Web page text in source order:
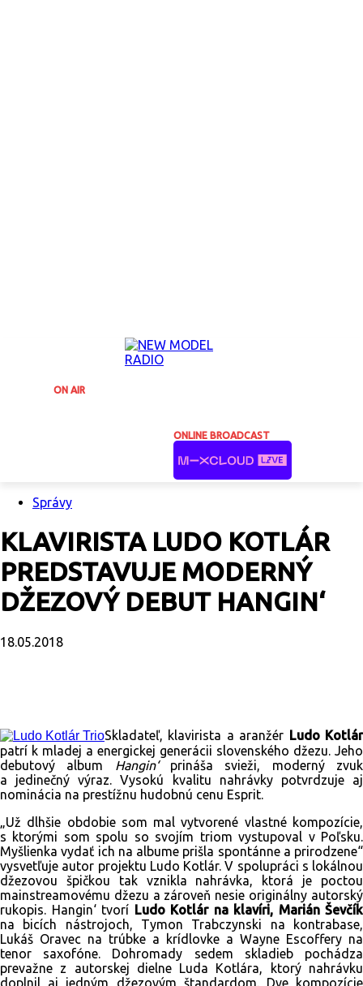
ON AIR
ONLINE BROADCAST
Správy
KLAVIRISTA LUDO KOTLÁR
PREDSTAVUJE MODERNÝ
DŽEZOVÝ DEBUT HANGIN‘
18.05.2018
Skladateľ, klavirista a aranžér Ludo Kotlár
patrí k mladej a energickej generácii slovenského džezu. Jeho
debutový album Hangin‘prináša svieži, moderný zvuk
a jedinečný výraz. Vysokú kvalitu nahrávky potvrdzuje aj
nominácia na prestížnu hudobnú cenu Esprit.
„Už dlhšie obdobie som mal vytvorené vlastné kompozície,
s ktorými som spolu so svojím triom vystupoval v Poľsku.
Myšlienka vydať ich na albume prišla spontánne a prirodzene“
vysvetľuje autor projektu Ludo Kotlár. V spolupráci s lokálnou
džezovou špičkou tak vznikla nahrávka, ktorá je poctou
mainstreamovému džezu a zároveň nesie originálny autorský
rukopis. Hangin‘ tvorí Ludo Kotlár na klavíri, Marián Ševčík
na bicích nástrojoch, Tymon Trabczynski na kontrabase,
Lukáš Oravec na trúbke a krídlovke a Wayne Escoffery na
tenor saxofóne. Dohromady sedem skladieb pochádza
prevažne z autorskej dielne Luda Kotlára, ktorý nahrávku
doplnil aj jedným džezovým štandardom. Dve kompozície